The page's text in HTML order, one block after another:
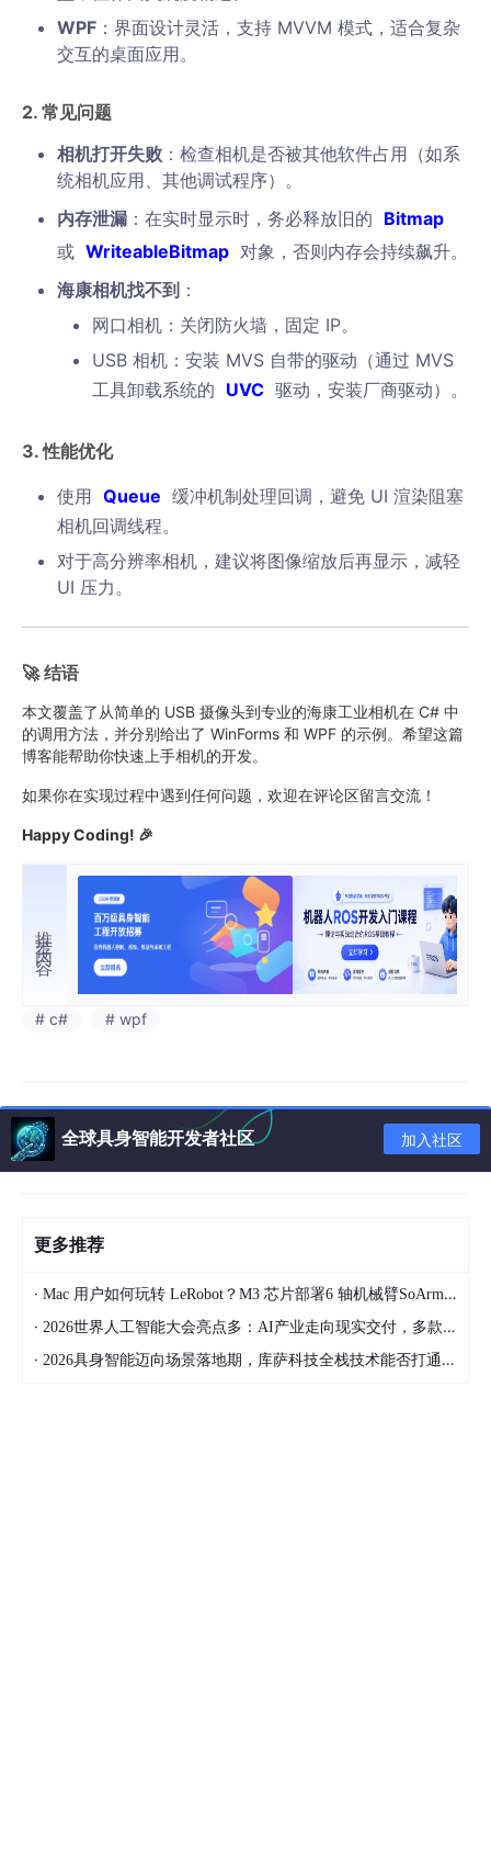
WPF ：界面设计灵活，支持 MVVM 模式，适合复杂
交互的桌面应用。
2. 常见问题
相机打开失败 ：检查相机是否被其他软件占用（如系
统相机应用、其他调试程序）。
内存泄漏 ：在实时显示时，务必释放旧的 Bitmap
或 WriteableBitmap 对象，否则内存会持续飙升。
海康相机找不到 ：
网口相机：关闭防火墙，固定 IP。
USB 相机：安装 MVS 自带的驱动（通过 MVS
工具卸载系统的 UVC 驱动，安装厂商驱动）。
3. 性能优化
使用 Queue 缓冲机制处理回调，避免 UI 渲染阻塞
相机回调线程。
对于高分辨率相机，建议将图像缩放后再显示，减轻
UI 压力。
🚀 结语
本文覆盖了从简单的 USB 摄像头到专业的海康工业相机在 C# 中
的调用方法，并分别给出了 WinForms 和 WPF 的示例。希望这篇
博客能帮助你快速上手相机的开发。
如果你在实现过程中遇到任何问题，欢迎在评论区留言交流！
Happy Coding! 🎉
推荐内容
# c# # wpf
全球具身智能开发者社区 加入社区
更多推荐
· Mac 用户如何玩转 LeRobot？M3 芯片部署6 轴机械臂SoArm101经验总结 第3篇
· 2026世界人工智能大会亮点多：AI产业走向现实交付，多款创新产品亮相！
· 2026具身智能迈向场景落地期，库萨科技全栈技术能否打通城市服务机器人规模化之路？